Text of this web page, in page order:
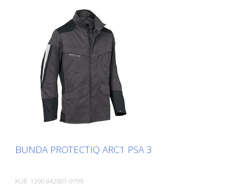
BUNDA PROTECTIQ ARC1 PSA 3
KUB_1390 842801-9799